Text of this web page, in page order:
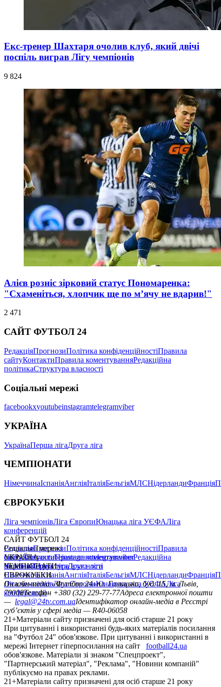
Екс-тренер Шахтаря очолив клуб, який двічі
поспіль виграв Лігу чемпіонів
9 824
Алієв розніс зірковий статус Пономаренка:
"Схаменіться, хлопчик ще по м’ячу не вдарив!"
2 471
САЙТ ФУТБОЛ 24
РедакціяПрогнозиПолітика конфіденційностіПравила
сайтуКонтактиПравила коментуванняРедакційна
політикаСтруктура власності
Соціальні мережі
facebookxyoutubeinstagramtelegramviber
УКРАЇНА
УкраїнаПерша лігаДруга ліга
ЧЕМПІОНАТИ
НімеччинаІспаніяАнгліяІталіяБельгіяМЛСНідерландиФранція
ЄВРОКУБКИ
Ліга чемпіонівЛіга ЄвропиЮнацька ліга УЄФАЛіга
конференцій
САЙТ ФУТБОЛ 24
РедакціяПрогнозиПолітика конфіденційностіПравила
сайтуКонтактиПравила коментуванняРедакційна
політикаСтруктура власності
Соціальні мережі
facebookxyoutubeinstagramtelegramviber
УКРАЇНА
УкраїнаПерша лігаДруга ліга
ЧЕМПІОНАТИ
НімеччинаІспаніяАнгліяІталіяБельгіяМЛСНідерландиФранція
ЄВРОКУБКИ
Ліга чемпіонівЛіга ЄвропиЮнацька ліга УЄФАЛіга
конференцій
Онлайн-медіа «Футбол 24»пл. Галицька, буд. 15, м. Львів,
79008Телефон +380 (32) 229-77-77Адреса електронної пошти
— legal@24tv.com.uaІдентифікатор онлайн-медіа в Реєстрі
суб’єктів у сфері медіа — R40-06058
21+Матеріали сайту призначені для осіб старше 21 року
При цитуванні і використанні будь-яких матеріалів посилання
на "Футбол 24" обов'язкове. При цитуванні і використанні в
мережі Інтернет гіперпосилання на сайт
football24.ua
обов'язкове. Матеріали зі знаком "Спецпроект",
"Партнерський матеріал", "Реклама", "Новини компаній"
публікуємо на правах реклами.
21+Матеріали сайту призначені для осіб старше 21 року